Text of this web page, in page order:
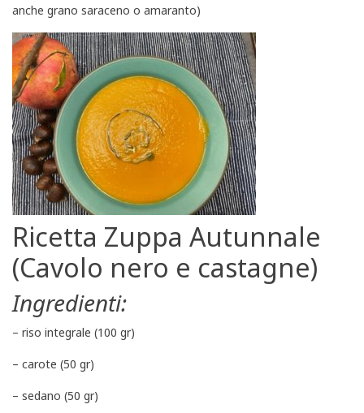
anche grano saraceno o amaranto)
Ricetta Zuppa Autunnale
(Cavolo nero e castagne)
Ingredienti:
– riso integrale (100 gr)
– carote (50 gr)
– sedano (50 gr)